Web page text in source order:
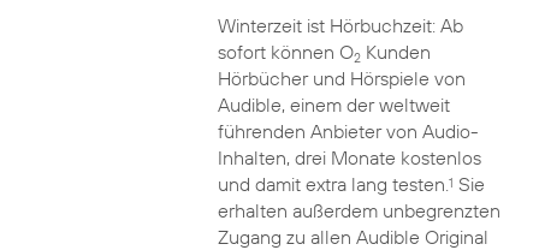
Winterzeit ist Hörbuchzeit: Ab
sofort können O2Kunden
Hörbücher und Hörspiele von
Audible, einem der weltweit
führenden Anbieter von Audio-
Inhalten, drei Monate kostenlos
und damit extra lang testen.1 Sie
erhalten außerdem unbegrenzten
Zugang zu allen Audible Original